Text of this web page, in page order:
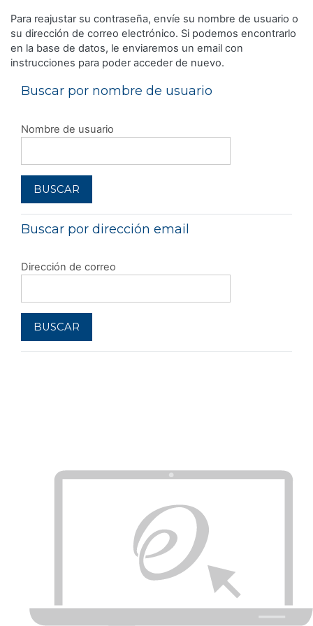
Para reajustar su contraseña, envíe su nombre de usuario o
su dirección de correo electrónico. Si podemos encontrarlo
en la base de datos, le enviaremos un email con
instrucciones para poder acceder de nuevo.
Buscar por nombre de usuario
Nombre de usuario
Buscar por dirección email
Dirección de correo